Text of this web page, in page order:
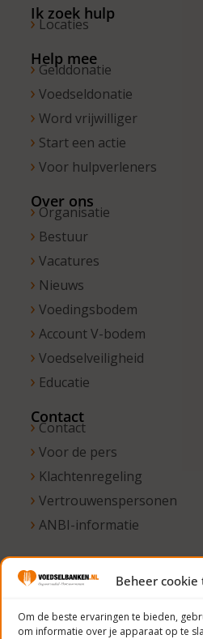
Beheer
Om de beste ervaringen te bieden,
om informatie over je apparaat op te
bereikbaar
van 10.00 –
Ik zoek hulp
Locaties
Help mee
Gelddonatie
Voedseldonatie
Word vrijwilliger
Start een actie
Voor hulpverleners
Over ons
Organisatie
Bestuur
Vacatures
Nieuws
Voedingsbodem
Account V-bodem
Voedselveiligheid
Educatie
Contact
Contact
Voor de pers
Klachtenregeling
Vertrouwenspersonen
ANBI-informatie
Voedselbanken